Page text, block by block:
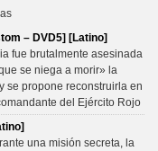
– DVD5] [Latino]
fue brutalmente asesinada
se niega a morir» la
se propone reconstruirla en
del Ejército Rojo
una misión secreta, la